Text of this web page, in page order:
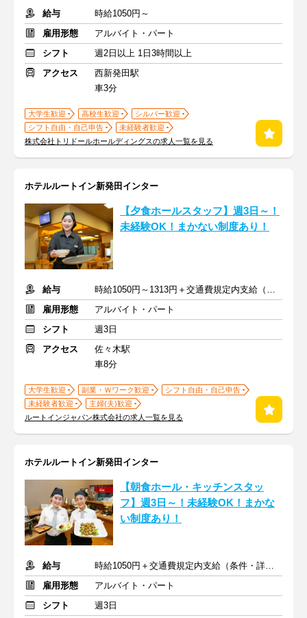
給与
時給1050円～
雇用形態
アルバイト・パート
シフト
週2日以上 1日3時間以上
アクセス
西新発田駅
車3分
大学生歓迎 高校生歓迎
シルバー歓迎
シフト自由・自己申告
未経験者歓迎
株式会社トリドールホールディングスの求人一覧を見る
ホテルルートイン新発田インター
【夕食ホールスタッフ】週3日～！
未経験OK！まかない制度あり！
給与
時給1050円～1313円＋交通費規定内支給（条件・詳細は面接にて）
雇用形態
アルバイト・パート
シフト
週3日
アクセス
佐々木駅
車8分
大学生歓迎 副業・Ｗワーク歓迎
シフト自由・自己申告
未経験者歓迎
主婦(夫)歓迎
ルートインジャパン株式会社の求人一覧を見る
ホテルルートイン新発田インター
【朝食ホール・キッチンスタッ
フ】週3日～！未経験OK！まかな
い制度あり！
給与
時給1050円＋交通費規定内支給（条件・詳細は面接にて）
雇用形態
アルバイト・パート
シフト
週3日